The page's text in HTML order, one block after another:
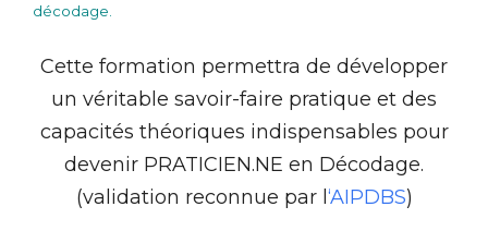
décodage.
Cette formation permettra de développer
un véritable savoir-faire pratique et des
capacités théoriques indispensables pour
devenir PRATICIEN.NE en Décodage.
(validation reconnue par l‘AIPDBS)